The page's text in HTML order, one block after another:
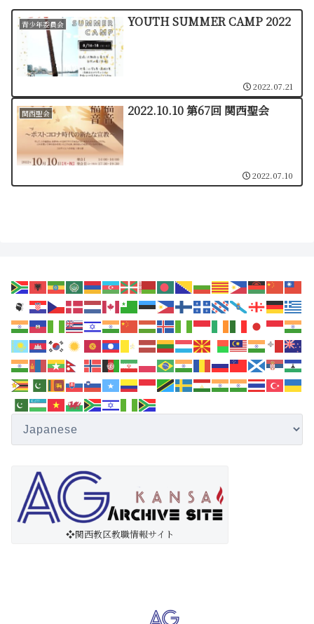
青少年委員会 YOUTH SUMMER CAMP 2022
2022.07.21
関西聖会 2022.10.10 第67回 関西聖会
2022.07.10
❖関西教区教職情報サイト